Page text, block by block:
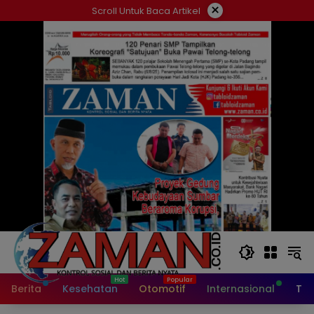
ke
Scroll Untuk Baca Artikel ×
Berita Kesehatan Otomotif Internasional